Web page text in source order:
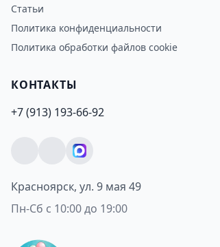
Статьи
Политика конфиденциальности
Политика обработки файлов cookie
КОНТАКТЫ
+7 (913) 193-66-92
Красноярск, ул. 9 мая 49
Пн-Сб с 10:00 до 19:00